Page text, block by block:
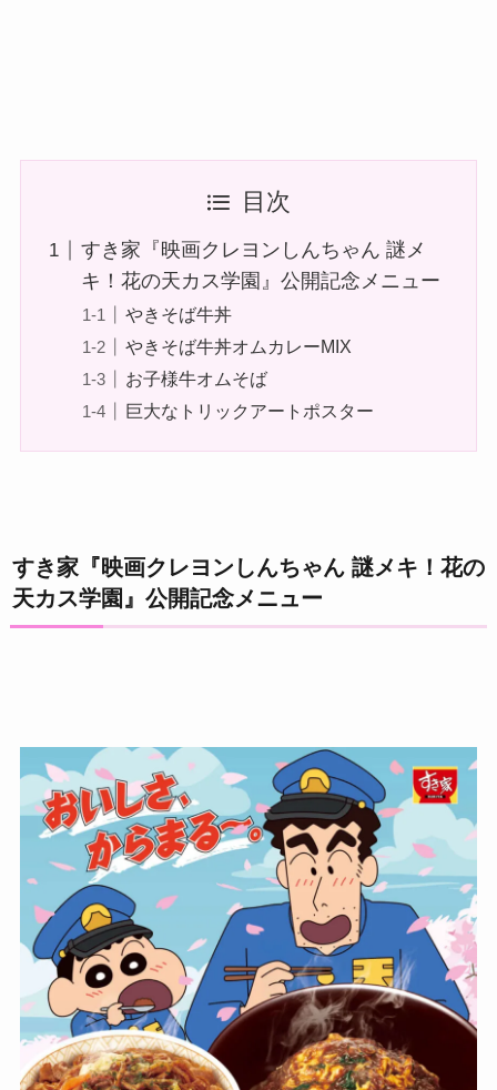
目次
すき家『映画クレヨンしんちゃん 謎メ
キ！花の天カス学園』公開記念メニュー
やきそば牛丼
やきそば牛丼オムカレーMIX
お子様牛オムそば
巨大なトリックアートポスター
すき家『映画クレヨンしんちゃん 謎メキ！花の
天カス学園』公開記念メニュー